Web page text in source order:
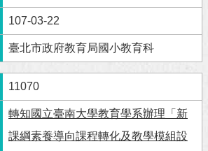
107-03-22
臺北市政府教育局國小教育科
11070
轉知國立臺南大學教育學系辦理「新
課綱素養導向課程轉化及教學模組設